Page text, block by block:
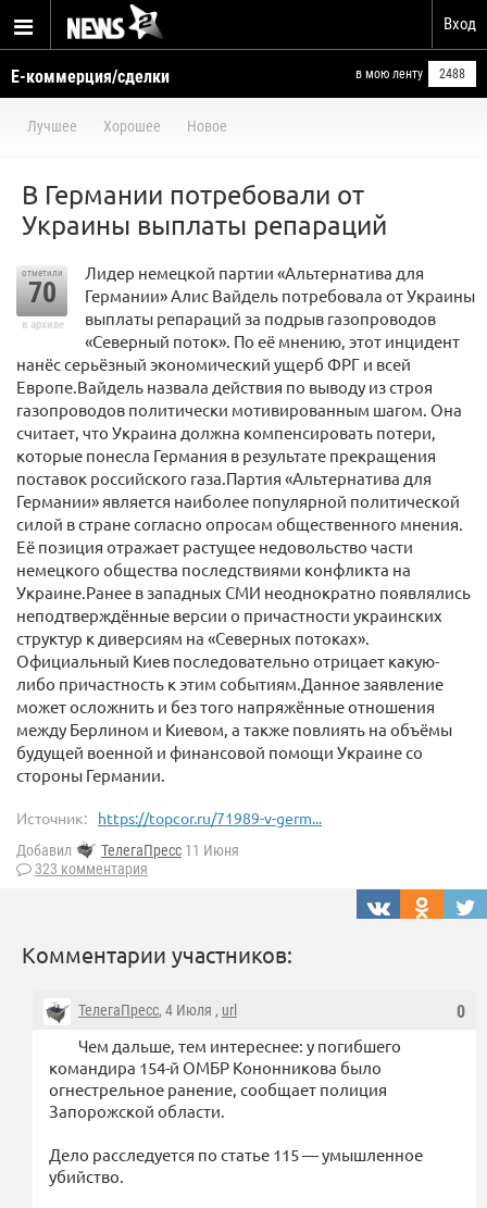
Вход
Е-коммерция/сделки в мою ленту 2488
Лучшее Хорошее Новое
В Германии потребовали от
Украины выплаты репараций
отметили
70
в архиве
Лидер немецкой партии «Альтернатива для
Германии» Алис Вайдель потребовала от Украины
выплаты репараций за подрыв газопроводов
«Северный поток». По её мнению, этот инцидент
нанёс серьёзный экономический ущерб ФРГ и всей
Европе.Вайдель назвала действия по выводу из строя
газопроводов политически мотивированным шагом. Она
считает, что Украина должна компенсировать потери,
которые понесла Германия в результате прекращения
поставок российского газа.Партия «Альтернатива для
Германии» является наиболее популярной политической
силой в стране согласно опросам общественного мнения.
Её позиция отражает растущее недовольство части
немецкого общества последствиями конфликта на
Украине.Ранее в западных СМИ неоднократно появлялись
неподтверждённые версии о причастности украинских
структур к диверсиям на «Северных потоках».
Официальный Киев последовательно отрицает какую-
либо причастность к этим событиям.Данное заявление
может осложнить и без того напряжённые отношения
между Берлином и Киевом, а также повлиять на объёмы
будущей военной и финансовой помощи Украине со
стороны Германии.
Источник: https://topcor.ru/71989-v-germ...
Добавил ТелегаПресс 11 Июня
323 комментария
Комментарии участников:
0
ТелегаПресс, 4 Июля , url
Чем дальше, тем интереснее: у погибшего
командира 154-й ОМБР Кононникова было
огнестрельное ранение, сообщает полиция
Запорожской области.
Дело расследуется по статье 115 — умышленное
убийство.